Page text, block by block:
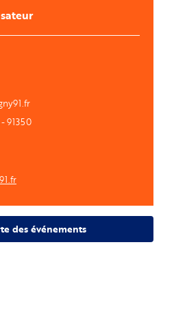
91350
des événements